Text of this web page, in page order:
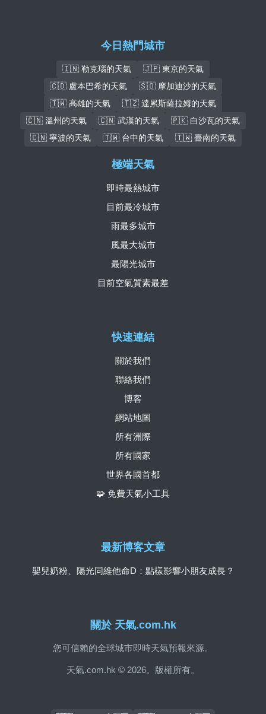
今日熱門城市
🇮🇳 勒克瑙的天氣
🇯🇵 東京的天氣
🇨🇩 盧本巴希的天氣
🇸🇴 摩加迪沙的天氣
🇹🇼 高雄的天氣
🇹🇿 達累斯薩拉姆的天氣
🇨🇳 溫州的天氣
🇨🇳 武漢的天氣
🇵🇰 白沙瓦的天氣
🇨🇳 寧波的天氣
🇹🇼 台中的天氣 🇹🇼 臺南的天氣
關於 天氣.com.hk
您可信賴的全球城市即時天氣預報來源。
天氣.com.hk © 2026。版權所有。
快速連結
關於我們
聯絡我們
博客
網站地圖
所有洲際
所有國家
世界各國首都
🧩 免費天氣小工具
極端天氣
即時最熱城市
目前最冷城市
雨最多城市
風最大城市
最陽光城市
目前空氣質素最差
最新博客文章
嬰兒奶粉、陽光同維他命D：點樣影響小朋友成長？